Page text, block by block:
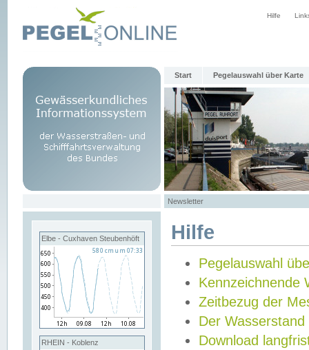
Hilfe
Start Pegelauswahl über Karte
Newsletter
Elbe - Cuxhaven Steubenhöft
RHEIN - Koblenz
Hilfe
Pegelauswahl
Kennzeichnende
Zeitbezug der
Der Wasserstand
Download